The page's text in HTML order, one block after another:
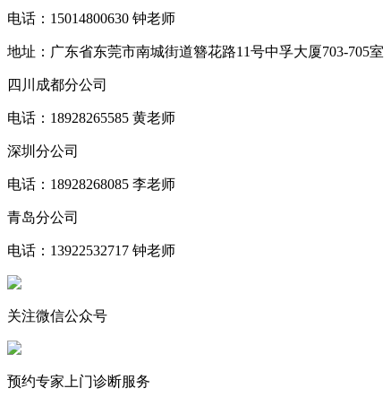
电话：15014800630 钟老师
地址：广东省东莞市南城街道簪花路11号中孚大厦703-705室
四川成都分公司
电话：18928265585 黄老师
深圳分公司
电话：18928268085 李老师
青岛分公司
电话：13922532717 钟老师
关注微信公众号
预约专家上门诊断服务